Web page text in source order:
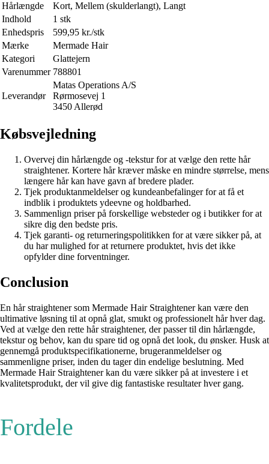
Hårlængde
Kort, Mellem (skulderlangt), Langt
Indhold
1 stk
Enhedspris
599,95 kr./stk
Mærke
Mermade Hair
Kategori
Glattejern
Varenummer 788801
Leverandør
Matas Operations A/S
Rørmosevej 1
3450 Allerød
Købsvejledning
Overvej din hårlængde og -tekstur for at vælge den rette hår
straightener. Kortere hår kræver måske en mindre størrelse, mens
længere hår kan have gavn af bredere plader.
Tjek produktanmeldelser og kundeanbefalinger for at få et
indblik i produktets ydeevne og holdbarhed.
Sammenlign priser på forskellige websteder og i butikker for at
sikre dig den bedste pris.
Tjek garanti- og returneringspolitikken for at være sikker på, at
du har mulighed for at returnere produktet, hvis det ikke
opfylder dine forventninger.
Conclusion
En hår straightener som Mermade Hair Straightener kan være den
ultimative løsning til at opnå glat, smukt og professionelt hår hver dag.
Ved at vælge den rette hår straightener, der passer til din hårlængde,
tekstur og behov, kan du spare tid og opnå det look, du ønsker. Husk at
gennemgå produktspecifikationerne, brugeranmeldelser og
sammenligne priser, inden du tager din endelige beslutning. Med
Mermade Hair Straightener kan du være sikker på at investere i et
kvalitetsprodukt, der vil give dig fantastiske resultater hver gang.
Fordele